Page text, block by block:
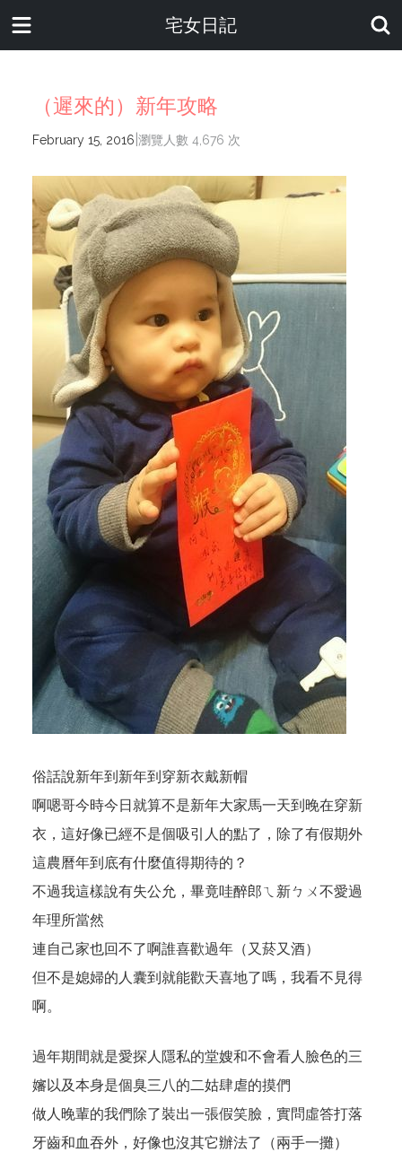
宅女日記
（遲來的）新年攻略
February 15, 2016 瀏覽人數 4,676 次
俗話說新年到新年到穿新衣戴新帽
啊嗯哥今時今日就算不是新年大家馬一天到晚在穿新
衣，這好像已經不是個吸引人的點了，除了有假期外
這農曆年到底有什麼值得期待的？
不過我這樣說有失公允，畢竟哇醉郎ㄟ新ㄅㄨ不愛過
年理所當然
連自己家也回不了啊誰喜歡過年（又菸又酒）
但不是媳婦的人囊到就能歡天喜地了嗎，我看不見得
啊。
過年期間就是愛探人隱私的堂嫂和不會看人臉色的三
嬸以及本身是個臭三八的二姑肆虐的摸們
做人晚輩的我們除了裝出一張假笑臉，實問虛答打落
牙齒和血吞外，好像也沒其它辦法了（兩手一攤）